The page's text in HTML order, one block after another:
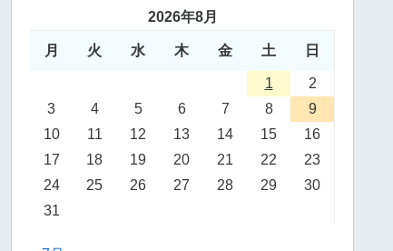
2026年8月
月 火 水 木 金 土 日
1
2
3
4 5 6 7 8
9
10
11 12 13 14 15
16
17
18 19 20 21 22
23
24
25 26 27 28 29
30
31